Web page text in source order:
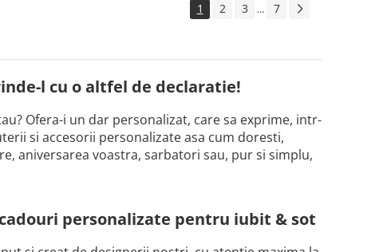
1 2 3 ... 7
l cu o altfel de declaratie!
Ofera-i un dar personalizat, care sa exprime, intr-
si accesorii personalizate asa cum doresti,
aniversarea voastra, sarbatori sau, pur si simplu,
personalizate pentru iubit & sot